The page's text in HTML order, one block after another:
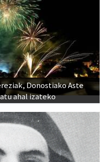
Donostiako Aste
ahal izateko